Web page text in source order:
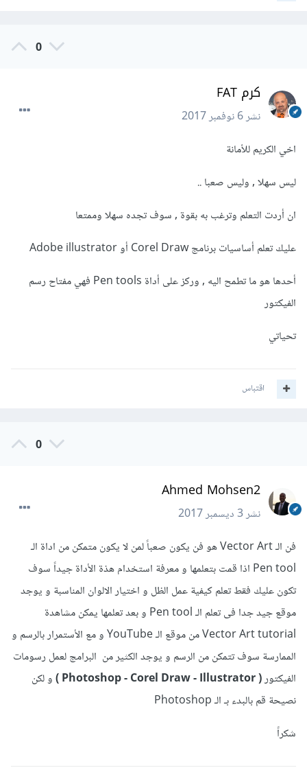
0
كرم FAT
نشر6 نوفمبر 2017
اخي الكريم للأمانة
ليس سهلا , وليس صعبا ..
ان أردت التعلم وترغب به بقوة , سوف تجده سهلا وممتعا
عليك تعلم أساسيات برنامج Corel Draw أو Adobe illustrator
أحدها هو ما تطمح اليه , وركز على أداة Pen tools فهي مفتاح رسم
الفيكتور
تحياتي
اقتباس
0
Ahmed Mohsen2
نشر3 ديسمبر 2017
فن الـ Vector Art هو فن يكون صعباً لمن لا يكون متمكن من اداة الـ
Pen tool اذا قمت بتعلمها و معرفة استخدام هذة الأداة جيداً سوف
تكون عليك فقط تعلم كيفية عمل الظل و اختيار الالوان المناسبة و يوجد
موقع جيد جدا فى تعلم الـ Pen tool و بعد تعلمها يمكن مشاهدة
Vector Art tutorial من موقع الـ YouTube و مع الأستمرار بالرسم و
الممارسة سوف تتمكن من الرسم و يوجد الكثير من البرامج لعمل رسومات
الفيكتور( Photoshop - Corel Draw - Illustrator )
و لكن
نصيحة قم بالبدء بـ الـ Photoshop
شكراً